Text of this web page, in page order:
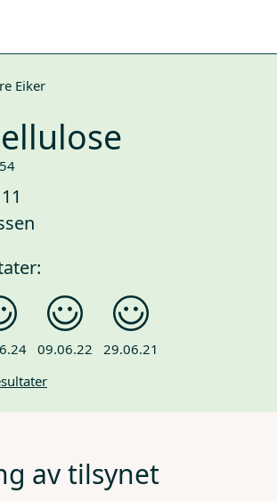
Eiker
09.06.22
29.06.21
av tilsynet